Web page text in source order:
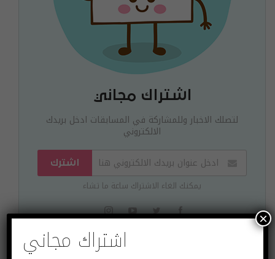
اشتراك مجاني
لتصلك الاخبار وللمشاركة في المسابقات ادخل بريدك
الالكتروني
اشترك
يمكنك الغاء الاشتراك ساعة ما تشاء
اشتراك مجاني
×